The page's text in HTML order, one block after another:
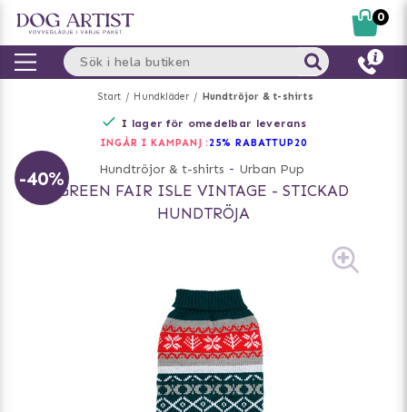
Start Hundkläder Hundtröjor & t-shirts
I lager för omedelbar leverans
INGÅR I KAMPANJ : 25% RABATTUP20
-40% Hundtröjor & t-shirts - Urban Pup
GREEN FAIR ISLE VINTAGE - STICKAD
HUNDTRÖJA
0